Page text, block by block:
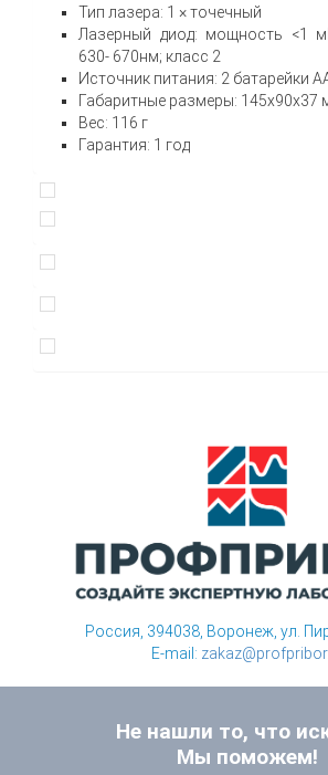
Тип лазера: 1 × точечный
Лазерный диод: мощность <1
630- 670нм; класс 2
Источник питания: 2 батарейки
Габаритные размеры: 145х90х37
Вес: 116 г
Гарантия: 1 год
Россия, 394038, Воронеж, ул.
E-mail:
Не нашли то, что
Мы поможем!